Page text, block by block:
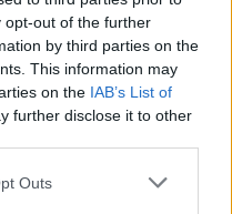
opt-out of the further
by third parties on the
This information may
on the IAB’s List of
further disclose it to other
one or more Google
Outs
ύπαρξη γραμμής δεν